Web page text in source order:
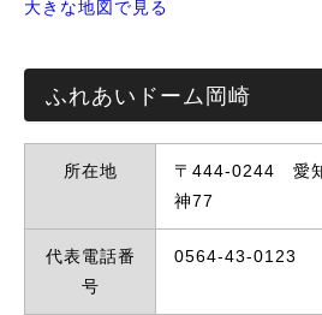
大きな地図で見る
ふれあいドーム岡崎
所在地
〒444-0244 愛
神77
代表電話番
号
0564-43-0123